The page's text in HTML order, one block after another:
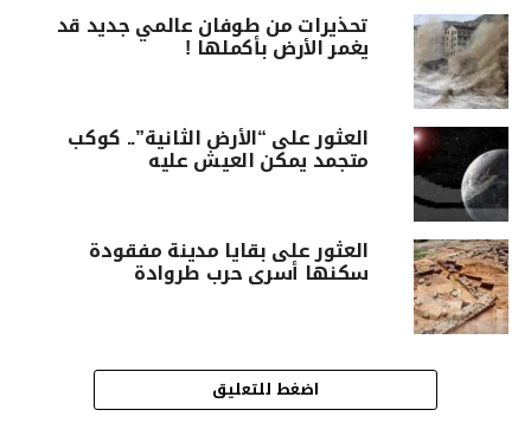
تحذيرات من طوفان عالمي جديد قد
يغمر الأرض بأكملها !
العثور على “الأرض الثانية”.. كوكب
متجمد يمكن العيش عليه
العثور على بقايا مدينة مفقودة
سكنها أسرى حرب طروادة
اضغط للتعليق